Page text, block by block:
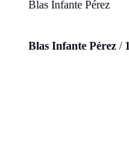
Blas Infante Pérez
Blas Infante Pérez /